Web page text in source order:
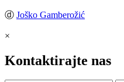
ⓓ Joško Gamberožić
×
Kontaktirajte nas